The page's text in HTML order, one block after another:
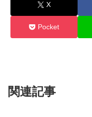
X
Pocket
関連記事